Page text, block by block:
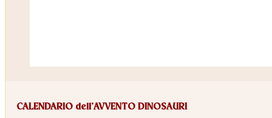
CALENDARIO dell’AVVENTO DINOSAURI